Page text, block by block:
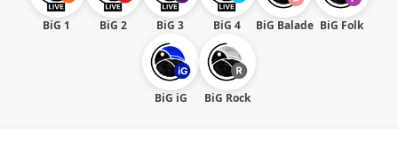
BiG 1 BiG 2 BiG 3 BiG 4 BiG Balade BiG Folk
BiG iG BiG Rock